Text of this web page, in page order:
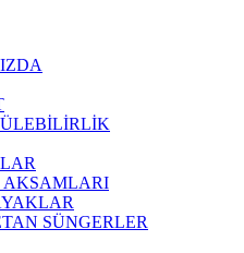
AKSAMLARI
SÜNGERLER